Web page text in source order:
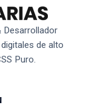
Desarrollador
de alto
Puro.